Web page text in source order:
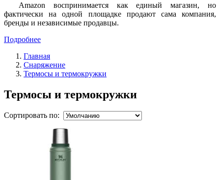
Amazon воспринимается как единый магазин, но
фактически на одной площадке продают сама компания,
бренды и независимые продавцы.
Подробнее
Главная
Снаряжение
Термосы и термокружки
Термосы и термокружки
Сортировать по: